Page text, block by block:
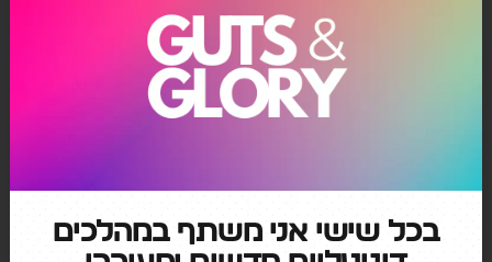
טרנספורמציה עסקית דיגיטלית
״ של נייג'ל וואז,
המנכ״ל של פובליסיס ספיאנט
טרנספורמציה דיגיטלית ,מהפיכה דיגיטלית,נוקיה
האקסלרטור של דיסני ומה הוא אומר עליה
בכל שישי אני משתף במהלכים